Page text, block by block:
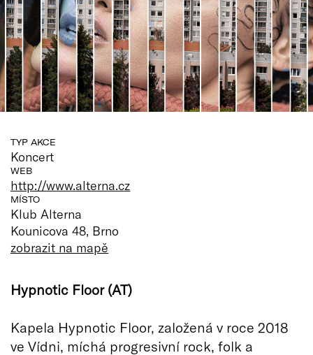
TYP AKCE
Koncert
WEB
http://www.alterna.cz
MÍSTO
Klub Alterna
Kounicova 48, Brno
zobrazit na mapě
Hypnotic Floor (AT)
Kapela Hypnotic Floor, založená v roce 2018
ve Vídni, míchá progresivní rock, folk a